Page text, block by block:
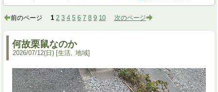
前のページ 1 2 3 4 5 6 7 8 9 10 次のページ
何故栗鼠なのか
2026/07/12(日) 生活 地域